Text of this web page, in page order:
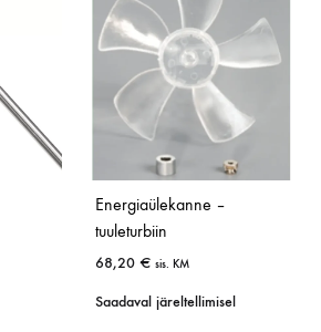
Energiaülekanne –
tuuleturbiin
68,20 € sis. KM
Saadaval järeltellimisel